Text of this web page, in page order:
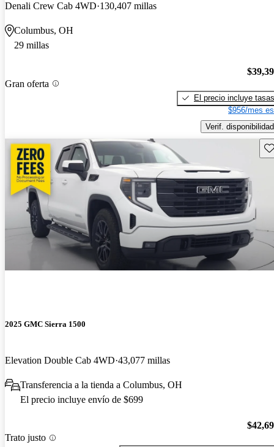
Denali Crew Cab 4WD 130,407 millas
Columbus, OH
29 millas
Gran oferta
El precio incluye tasas
$956/mes
Verif. disponibilidad
2025 GMC Sierra 1500
Elevation Double Cab 4WD 43,077 millas
Transferencia a la tienda a Columbus, OH
El precio incluye envío de $699
Trato justo